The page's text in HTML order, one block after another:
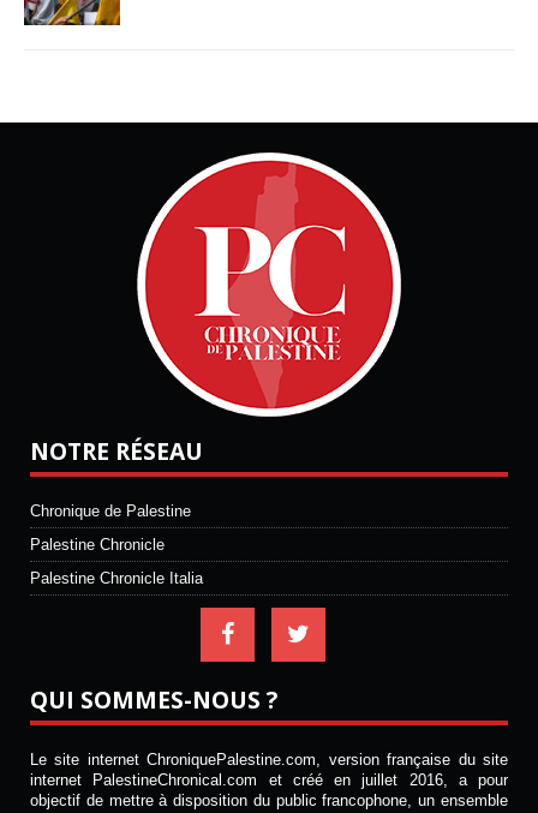
NOTRE RÉSEAU
Chronique de Palestine
Palestine Chronicle
Palestine Chronicle Italia
QUI SOMMES-NOUS ?
Le site internet ChroniquePalestine.com, version française du site
internet PalestineChronical.com et créé en juillet 2016, a pour
objectif de mettre à disposition du public francophone, un ensemble